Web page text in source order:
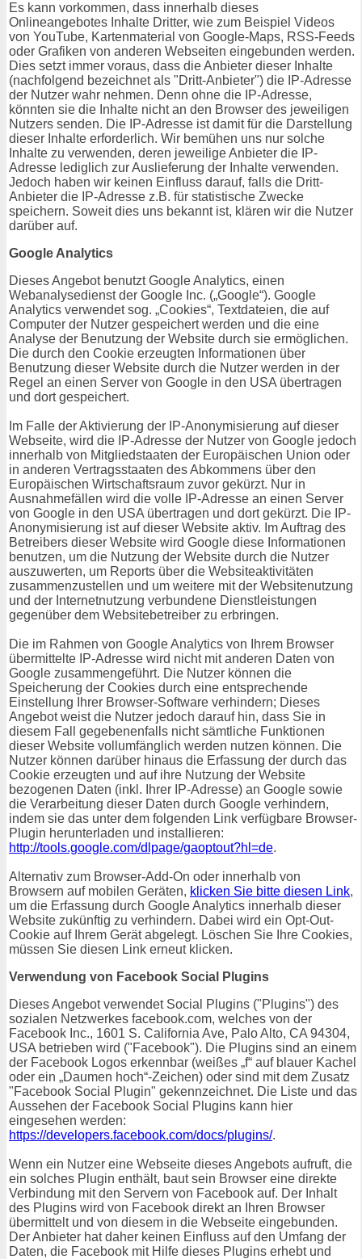
Es kann vorkommen, dass innerhalb dieses
Onlineangebotes Inhalte Dritter, wie zum Beispiel Videos
von YouTube, Kartenmaterial von Google-Maps, RSS-Feeds
oder Grafiken von anderen Webseiten eingebunden werden.
Dies setzt immer voraus, dass die Anbieter dieser Inhalte
(nachfolgend bezeichnet als "Dritt-Anbieter") die IP-Adresse
der Nutzer wahr nehmen. Denn ohne die IP-Adresse,
könnten sie die Inhalte nicht an den Browser des jeweiligen
Nutzers senden. Die IP-Adresse ist damit für die Darstellung
dieser Inhalte erforderlich. Wir bemühen uns nur solche
Inhalte zu verwenden, deren jeweilige Anbieter die IP-
Adresse lediglich zur Auslieferung der Inhalte verwenden.
Jedoch haben wir keinen Einfluss darauf, falls die Dritt-
Anbieter die IP-Adresse z.B. für statistische Zwecke
speichern. Soweit dies uns bekannt ist, klären wir die Nutzer
darüber auf.
Google Analytics
Dieses Angebot benutzt Google Analytics, einen
Webanalysedienst der Google Inc. („Google“). Google
Analytics verwendet sog. „Cookies“, Textdateien, die auf
Computer der Nutzer gespeichert werden und die eine
Analyse der Benutzung der Website durch sie ermöglichen.
Die durch den Cookie erzeugten Informationen über
Benutzung dieser Website durch die Nutzer werden in der
Regel an einen Server von Google in den USA übertragen
und dort gespeichert.
Im Falle der Aktivierung der IP-Anonymisierung auf dieser
Webseite, wird die IP-Adresse der Nutzer von Google jedoch
innerhalb von Mitgliedstaaten der Europäischen Union oder
in anderen Vertragsstaaten des Abkommens über den
Europäischen Wirtschaftsraum zuvor gekürzt. Nur in
Ausnahmefällen wird die volle IP-Adresse an einen Server
von Google in den USA übertragen und dort gekürzt. Die IP-
Anonymisierung ist auf dieser Website aktiv. Im Auftrag des
Betreibers dieser Website wird Google diese Informationen
benutzen, um die Nutzung der Website durch die Nutzer
auszuwerten, um Reports über die Websiteaktivitäten
zusammenzustellen und um weitere mit der Websitenutzung
und der Internetnutzung verbundene Dienstleistungen
gegenüber dem Websitebetreiber zu erbringen.
Die im Rahmen von Google Analytics von Ihrem Browser
übermittelte IP-Adresse wird nicht mit anderen Daten von
Google zusammengeführt. Die Nutzer können die
Speicherung der Cookies durch eine entsprechende
Einstellung Ihrer Browser-Software verhindern; Dieses
Angebot weist die Nutzer jedoch darauf hin, dass Sie in
diesem Fall gegebenenfalls nicht sämtliche Funktionen
dieser Website vollumfänglich werden nutzen können. Die
Nutzer können darüber hinaus die Erfassung der durch das
Cookie erzeugten und auf ihre Nutzung der Website
bezogenen Daten (inkl. Ihrer IP-Adresse) an Google sowie
die Verarbeitung dieser Daten durch Google verhindern,
indem sie das unter dem folgenden Link verfügbare Browser-
Plugin herunterladen und installieren:
http://tools.google.com/dlpage/gaoptout?hl=de.
Alternativ zum Browser-Add-On oder innerhalb von
Browsern auf mobilen Geräten, klicken Sie bitte diesen Link,
um die Erfassung durch Google Analytics innerhalb dieser
Website zukünftig zu verhindern. Dabei wird ein Opt-Out-
Cookie auf Ihrem Gerät abgelegt. Löschen Sie Ihre Cookies,
müssen Sie diesen Link erneut klicken.
Verwendung von Facebook Social Plugins
Dieses Angebot verwendet Social Plugins ("Plugins") des
sozialen Netzwerkes facebook.com, welches von der
Facebook Inc., 1601 S. California Ave, Palo Alto, CA 94304,
USA betrieben wird ("Facebook"). Die Plugins sind an einem
der Facebook Logos erkennbar (weißes „f“ auf blauer Kachel
oder ein „Daumen hoch“-Zeichen) oder sind mit dem Zusatz
"Facebook Social Plugin" gekennzeichnet. Die Liste und das
Aussehen der Facebook Social Plugins kann hier
eingesehen werden:
https://developers.facebook.com/docs/plugins/.
Wenn ein Nutzer eine Webseite dieses Angebots aufruft, die
ein solches Plugin enthält, baut sein Browser eine direkte
Verbindung mit den Servern von Facebook auf. Der Inhalt
des Plugins wird von Facebook direkt an Ihren Browser
übermittelt und von diesem in die Webseite eingebunden.
Der Anbieter hat daher keinen Einfluss auf den Umfang der
Daten, die Facebook mit Hilfe dieses Plugins erhebt und